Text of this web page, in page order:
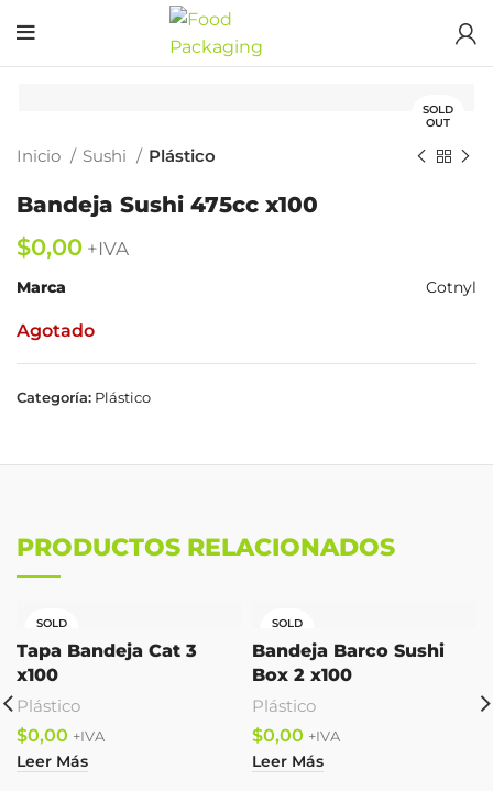
SOLD
OUT
Inicio Sushi Plástico
Bandeja Sushi 475cc x100
$
Marca Cotnyl
Agotado
Categoría: Plástico
PRODUCTOS RELACIONADOS
SOLD
Tapa Bandeja Cat 3
x100
Plástico
$
Leer Más
SOLD
Bandeja Barco Sushi
Box 2 x100
Plástico
$
Leer Más